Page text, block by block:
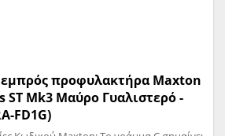
εμπρός προφυλακτήρα Maxton
ST Mk3 Μαύρο Γυαλιστερό -
FD1G)